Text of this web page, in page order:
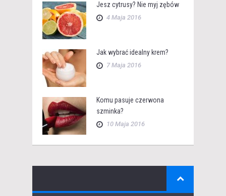
Jesz cytrusy? Nie myj zębów
4 Maja 2016
Jak wybrać idealny krem?
7 Maja 2016
Komu pasuje czerwona
szminka?
10 Maja 2016